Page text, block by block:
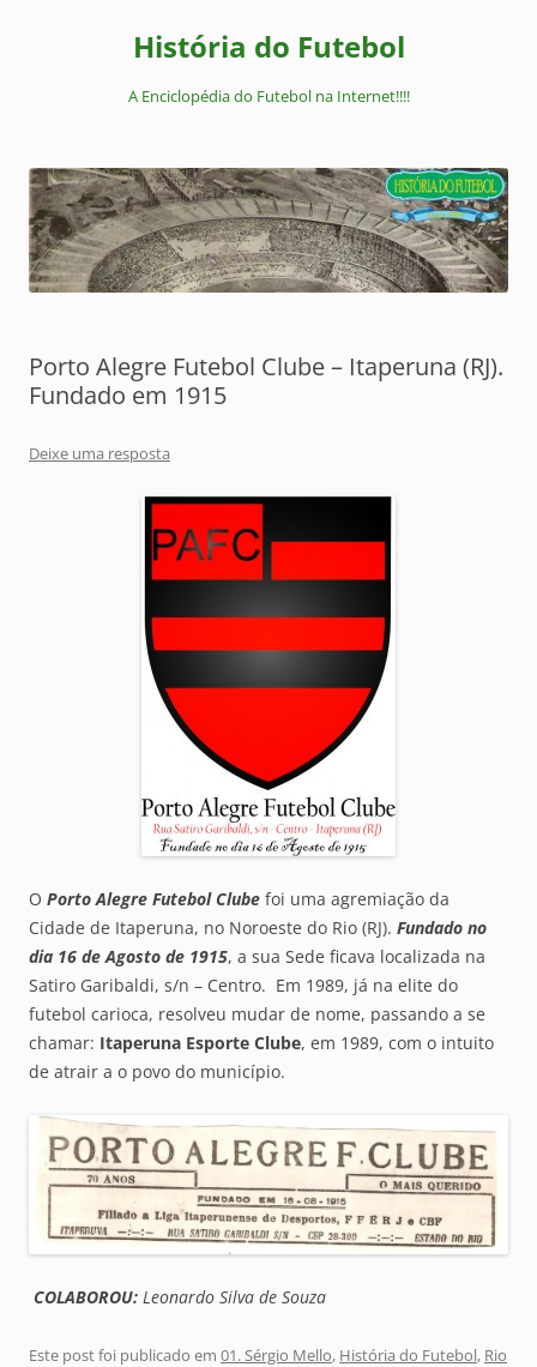
História do Futebol
A Enciclopédia do Futebol na Internet!!!!
Porto Alegre Futebol Clube – Itaperuna (RJ).
Fundado em 1915
Deixe uma resposta
O Porto Alegre Futebol Clube foi uma agremiação da
Cidade de Itaperuna, no Noroeste do Rio (RJ). Fundado no
dia 16 de Agosto de 1915, a sua Sede ficava localizada na
Satiro Garibaldi, s/n – Centro. Em 1989, já na elite do
futebol carioca, resolveu mudar de nome, passando a se
chamar: Itaperuna Esporte Clube, em 1989, com o intuito
de atrair a o povo do município.
COLABOROU: Leonardo Silva de Souza
Este post foi publicado em 01. Sérgio Mello, História do Futebol, Rio